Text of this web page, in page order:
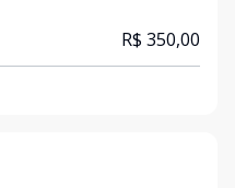
R$ 350,00